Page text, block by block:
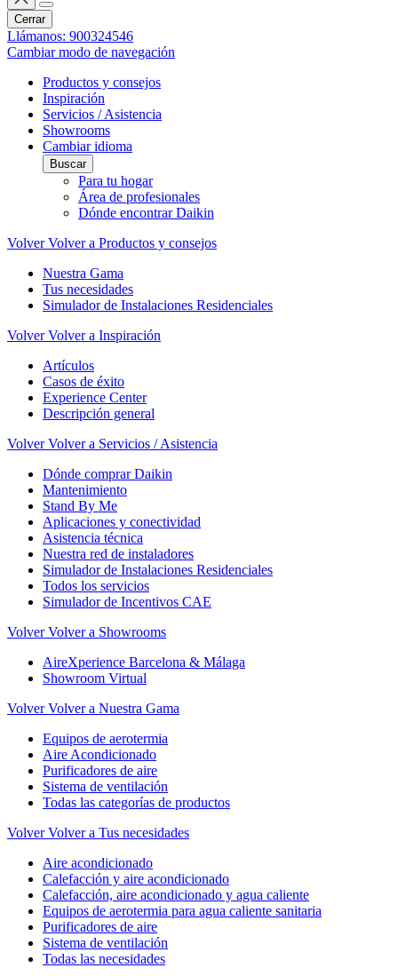
Cerrar
Llámanos: 900324546
Cambiar modo de navegación
Productos y consejos
Inspiración
Servicios / Asistencia
Showrooms
Cambiar idioma
Buscar
Para tu hogar
Área de profesionales
Dónde encontrar Daikin
Volver Volver a Productos y consejos
Nuestra Gama
Tus necesidades
Simulador de Instalaciones Residenciales
Volver Volver a Inspiración
Artículos
Casos de éxito
Experience Center
Descripción general
Volver Volver a Servicios / Asistencia
Dónde comprar Daikin
Mantenimiento
Stand By Me
Aplicaciones y conectividad
Asistencia técnica
Nuestra red de instaladores
Simulador de Instalaciones Residenciales
Todos los servicios
Simulador de Incentivos CAE
Volver Volver a Showrooms
AireXperience Barcelona & Málaga
Showroom Virtual
Volver Volver a Nuestra Gama
Equipos de aerotermia
Aire Acondicionado
Purificadores de aire
Sistema de ventilación
Todas las categorías de productos
Volver Volver a Tus necesidades
Aire acondicionado
Calefacción y aire acondicionado
Calefacción, aire acondicionado y agua caliente
Equipos de aerotermia para agua caliente sanitaria
Purificadores de aire
Sistema de ventilación
Todas las necesidades